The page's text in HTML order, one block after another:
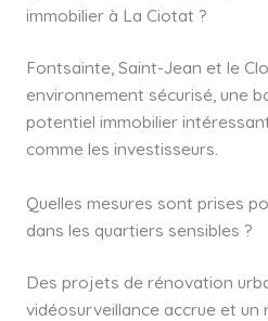
immobilier à La Ciotat ?
Fontsainte, Saint-Jean et le
environnement sécurisé, une
potentiel immobilier
comme les investisseurs.
Quelles mesures sont prises
dans les quartiers sensibles ?
Des projets de rénovation
vidéosurveillance accrue et